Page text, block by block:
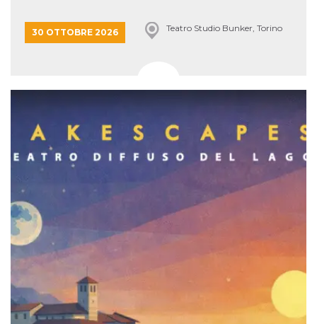
30 OTTOBRE 2026 Teatro Studio Bunker, Torino